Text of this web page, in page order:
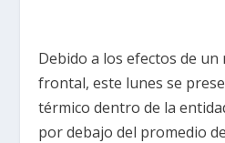
Debido a los efectos de un
frontal, este lunes se
térmico dentro de la
por debajo del promedio